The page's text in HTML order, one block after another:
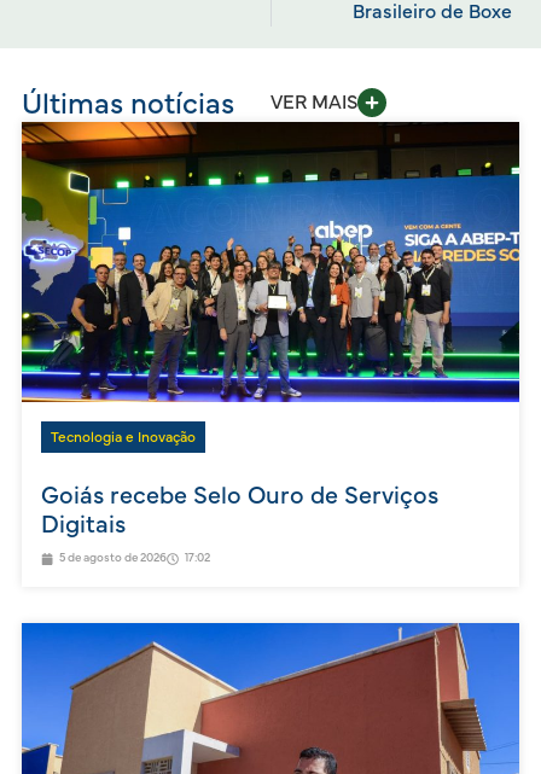
Brasileiro de Boxe
Últimas notícias VER MAIS
Tecnologia e Inovação
Goiás recebe Selo Ouro de Serviços
Digitais
5 de agosto de 2026 17:02